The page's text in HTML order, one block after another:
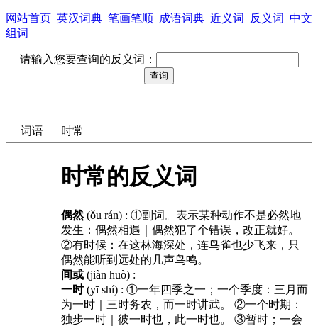
网站首页 英汉词典 笔画笔顺 成语词典 近义词 反义词 中文
组词
请输入您要查询的反义词：
词语 时常
时常的反义词
偶然 (ǒu rán) : ①副词。表示某种动作不是必然地
发生：偶然相遇｜偶然犯了个错误，改正就好。
②有时候：在这林海深处，连鸟雀也少飞来，只
偶然能听到远处的几声鸟鸣。
间或 (jiàn huò) :
一时 (yī shí) : ①一年四季之一；一个季度：三月而
为一时｜三时务农，而一时讲武。 ②一个时期：
独步一时｜彼一时也，此一时也。 ③暂时；一会